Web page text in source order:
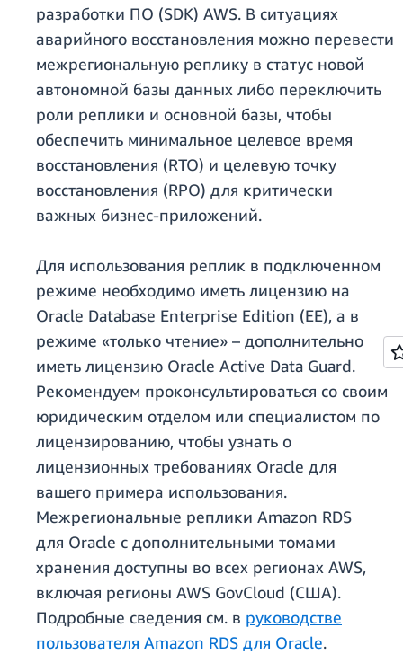
разработки ПО (SDK) AWS. В ситуациях
аварийного восстановления можно перевести
межрегиональную реплику в статус новой
автономной базы данных либо переключить
роли реплики и основной базы, чтобы
обеспечить минимальное целевое время
восстановления (RTO) и целевую точку
восстановления (RPO) для критически
важных бизнес-приложений.
Для использования реплик в подключенном
режиме необходимо иметь лицензию на
Oracle Database Enterprise Edition (EE), а в
режиме «только чтение» – дополнительно
иметь лицензию Oracle Active Data Guard.
Рекомендуем проконсультироваться со своим
юридическим отделом или специалистом по
лицензированию, чтобы узнать о
лицензионных требованиях Oracle для
вашего примера использования.
Межрегиональные реплики Amazon RDS
для Oracle с дополнительными томами
хранения доступны во всех регионах AWS,
включая регионы AWS GovCloud (США).
Подробные сведения см. в руководстве
пользователя Amazon RDS для Oracle.